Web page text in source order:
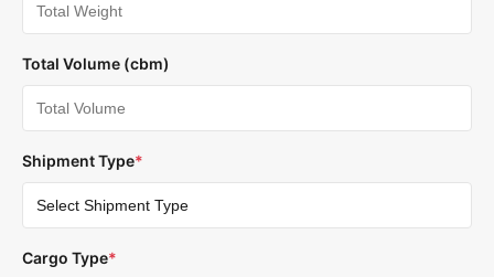
Total Volume (cbm)
Shipment Type*
Cargo Type*